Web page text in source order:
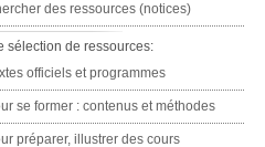
des ressources (notices)
sélection de ressources:
officiels et programmes
se former : contenus et méthodes
préparer, illustrer des cours